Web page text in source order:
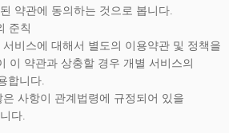
약관에 동의하는 것으로 봅니다.
준칙
비스에 대해서 별도의 이용약관 및 정책을
이 약관과 상충할 경우 개별 서비스의
합니다.
사항이 관계법령에 규정되어 있을
다.